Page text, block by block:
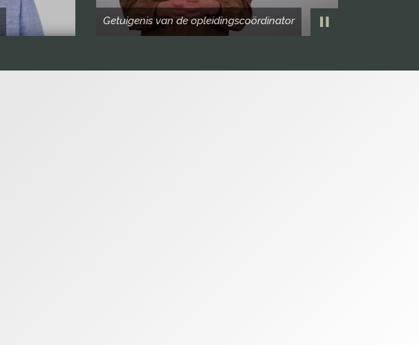
Getuigenis van de opleidingscoördinator